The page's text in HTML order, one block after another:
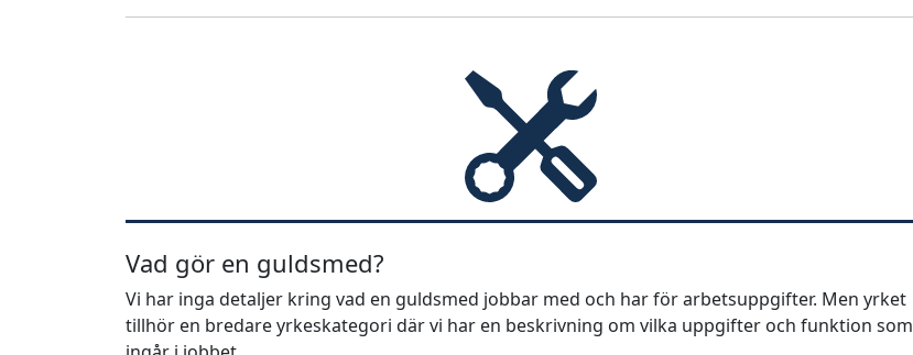
Vad gör en guldsmed?
Vi har inga detaljer kring vad en guldsmed jobbar med och har för arbetsuppgifter. Men yrket
tillhör en bredare yrkeskategori där vi har en beskrivning om vilka uppgifter och funktion som